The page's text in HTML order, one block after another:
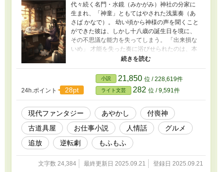
代々続く名門・水鏡（みかがみ）神社の分家に
生まれ、「神童」ともてはやされた浅葉奏（あ
さば かなで）。 幼い頃から神様の声を聞くこと
ができた彼は、しかし十八歳の誕生日を境に、
その不思議な能力を失ってしまう。 「出来損な
いめ」 才能を失った奏に浴びせられたのは、本
家の跡継ぎである完璧な兄・律（りつ）からの
る雨の中、都会の片隅で絶望に打ちひしがれる
奏。彼が雨宿りのために駆け込んだのは、忘れ
られたように佇む一軒の古道具屋「夕凪堂（ゆ
うなぎどう）」だった。 そこで彼を待っていた
のは、古風な着物をまとった美しい少女・紬
（つむぎ）と、一匹の三毛猫・琥珀（こは
く）。 紬に差し出された温かいお茶を一口飲ん
だとき、奏は店内に置かれた古道具たちから、
ざわめくような不思議な「声」が聞こえること
に気づく。それは神様の声とは違う、モノに宿
った記憶や想いの断片だった。 神様との対話能
24h.ポイント 28pt
小説 21,850 位 / 228,619件
ライト文芸 282 位 / 9,591件
現代ファンタジー あやかし
付喪神
古道具屋
お仕事小説 人情話
グルメ
追放
逆転劇 もふもふ
文字数 24,384 最終更新日 2025.09.21 登録日 2025.09.21